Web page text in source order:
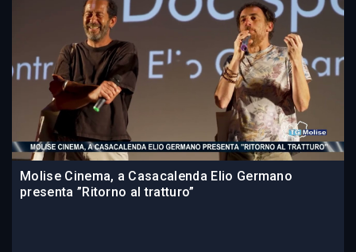
Molise Cinema, a Casacalenda Elio Germano
presenta ”Ritorno al tratturo”